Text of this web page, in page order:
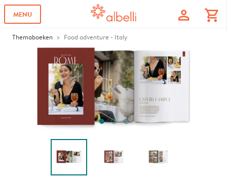
MENU profile shopping_cart
Themaboeken Food adventure - Italy